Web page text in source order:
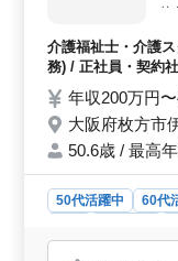
な生活をサポー体
応
介護福祉士・介護
務) / 正社員・契約
年収200万円
大阪府枚方市
50.6歳 / 最高
50代活躍中 60代